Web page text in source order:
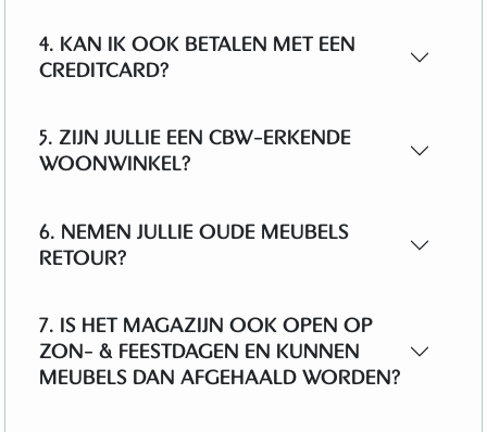
4. KAN IK OOK BETALEN MET EEN
CREDITCARD?
5. ZIJN JULLIE EEN CBW-ERKENDE
WOONWINKEL?
6. NEMEN JULLIE OUDE MEUBELS
RETOUR?
7. IS HET MAGAZIJN OOK OPEN OP
ZON- & FEESTDAGEN EN KUNNEN
MEUBELS DAN AFGEHAALD WORDEN?